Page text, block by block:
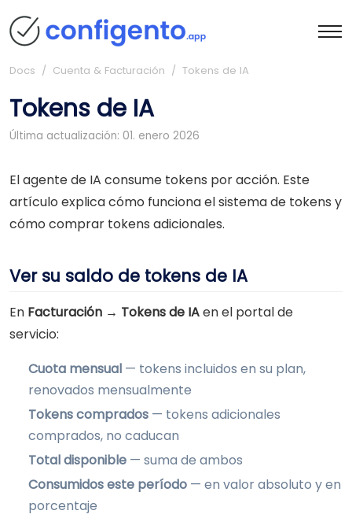
Docs / Cuenta & Facturación / Tokens de IA
Tokens de IA
Última actualización: 01. enero 2026
El agente de IA consume tokens por acción. Este
artículo explica cómo funciona el sistema de tokens y
cómo comprar tokens adicionales.
Ver su saldo de tokens de IA
En Facturación → Tokens de IAen el portal de
servicio:
Cuota mensual — tokens incluidos en su plan,
renovados mensualmente
Tokens comprados — tokens adicionales
comprados, no caducan
Total disponible — suma de ambos
Consumidos este período — en valor absoluto y en
porcentaje